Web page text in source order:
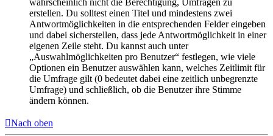
erstellen. Du solltest einen Titel und mindestens zwei
Antwortmöglichkeiten in die entsprechenden Felder eingeben
und dabei sicherstellen, dass jede Antwortmöglichkeit in einer
eigenen Zeile steht. Du kannst auch unter
„Auswahlmöglichkeiten pro Benutzer“ festlegen, wie viele
Optionen ein Benutzer auswählen kann, welches Zeitlimit für
die Umfrage gilt (0 bedeutet dabei eine zeitlich unbegrenzte
Umfrage) und schließlich, ob die Benutzer ihre Stimme
ändern können.
Nach oben